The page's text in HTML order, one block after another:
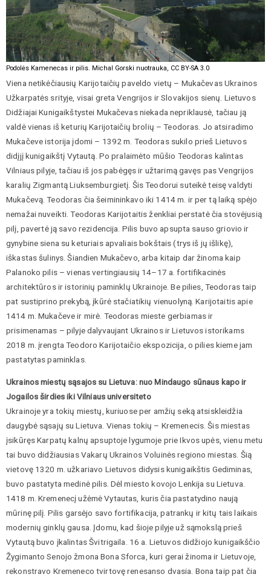
Podolės Kamenecas ir pilis. Michal Gorski nuotrauka, CC BY-SA 3.0
Viena netikėčiausių Karijotaičių paveldo vietų – Mukačevas Ukrainos
Užkarpatės srityje, visai greta Vengrijos ir Slovakijos sienų. Lietuvos
Didžiajai Kunigaikštystei Mukačevas niekada nepriklausė, tačiau ją
valdė vienas iš keturių Karijotaičių brolių – Teodoras. Jo atsiradimo
Mukačeve istorija įdomi – 1392 m. Teodoras sukilo prieš Lietuvos
didįjį kunigaikštį Vytautą. Po pralaimėto mūšio Teodoras kalintas
Vilniaus pilyje, tačiau iš jos pabėgęs ir užtarimą gavęs pas Vengrijos
karalių Zigmantą Liuksemburgietį. Šis Teodorui suteikė teisę valdyti
Mukačevą. Teodoras čia šeimininkavo iki 1414 m. ir per tą laiką spėjo
nemažai nuveikti. Teodoras Karijotaitis ženkliai perstatė čia stovėjusią
pilį, pavertė ją savo rezidencija. Pilis buvo apsupta sauso griovio ir
gynybine siena su keturiais apvaliais bokštais (trys iš jų išlikę),
iškastas šulinys. Šiandien Mukačevo, arba kitaip dar žinoma kaip
Palanoko pilis – vienas vertingiausių 14–17 a. fortifikacinės
architektūros ir istorinių paminklų Ukrainoje. Be pilies, Teodoras taip
pat sustiprino prekybą, įkūrė stačiatikių vienuolyną. Karijotaitis apie
1414 m. Mukačeve ir mirė. Teodoras mieste gerbiamas ir
prisimenamas – pilyje dalyvaujant Ukrainos ir Lietuvos istorikams
2018 m. įrengta Teodoro Karijotaičio ekspozicija, o pilies kieme jam
pastatytas paminklas.
Ukrainos miestų sąsajos su Lietuva: nuo Mindaugo sūnaus kapo ir
Jogailos širdies iki Vilniaus universiteto
Ukrainoje yra tokių miestų, kuriuose per amžių seką atsiskleidžia
daugybė sąsajų su Lietuva. Vienas tokių – Kremenecis. Šis miestas
įsikūręs Karpatų kalnų apsuptoje lygumoje prie Ikvos upės, vienu metu
tai buvo didžiausias Vakarų Ukrainos Voluinės regiono miestas. Šią
vietovę 1320 m. užkariavo Lietuvos didysis kunigaikštis Gediminas,
buvo pastatyta medinė pilis. Dėl miesto kovojo Lenkija su Lietuva.
1418 m. Kremenecį užėmė Vytautas, kuris čia pastatydino naują
mūrinę pilį. Pilis garsėjo savo fortifikacija, patrankų ir kitų tais laikais
modernių ginklų gausa. Įdomu, kad šioje pilyje už sąmokslą prieš
Vytautą buvo įkalintas Švitrigaila. 16 a. Lietuvos didžiojo kunigaikščio
Žygimanto Senojo žmona Bona Sforca, kuri gerai žinoma ir Lietuvoje,
rekonstravo Kremeneco tvirtovę renesanso dvasia. Bona taip pat čia